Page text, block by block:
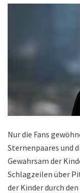
Nur die Fans
Sternenpaares und
Gewahrsam der
Schlagzeilen über
der Kinder durch